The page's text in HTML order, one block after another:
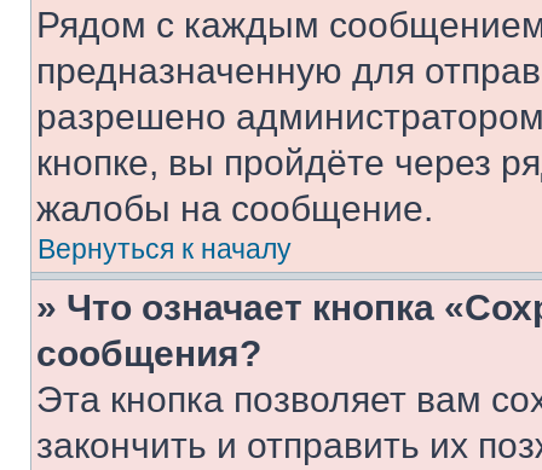
Рядом с каждым сообщением
предназначенную для
разрешено
кнопке, вы пройдёте через
жалобы на сообщение.
Вернуться к началу
» Что означает кнопка
сообщения?
Эта кнопка позволяет вам
закончить и отправить их